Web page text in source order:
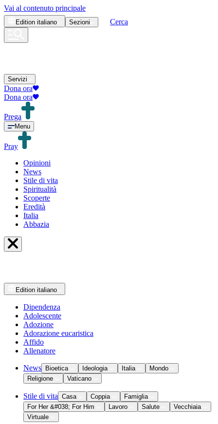
Vai al contenuto principale
Edition italiano Sezioni Cerca
Servizi
Dona ora
Dona ora
Prega
Menu
Pray
Opinioni
News
Stile di vita
Spiritualità
Scoperte
Eredità
Italia
Abbazia
Edition italiano
Dipendenza
Adolescente
Adozione
Adorazione eucaristica
Affido
Allenatore
News Bioetica Ideologia Italia
Mondo
Religione
Vaticano
Stile di vita Casa Coppia
Famiglia
For Her &#038; For Him
Lavoro Salute
Vecchiaia
Virtuale